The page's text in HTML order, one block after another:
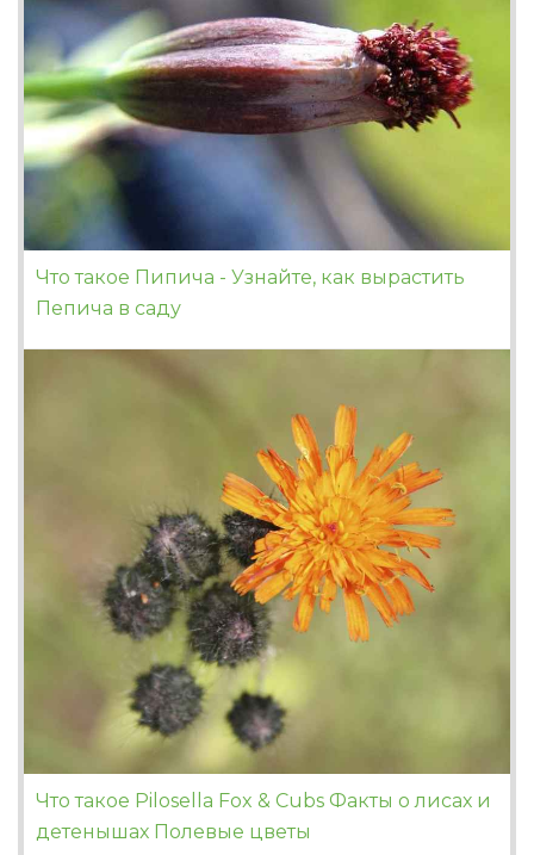
Что такое Пипича - Узнайте, как вырастить
Пепича в саду
Что такое Pilosella Fox & Cubs Факты о лисах и
детенышах Полевые цветы